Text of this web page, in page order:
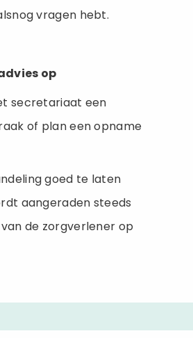
vragen hebt.
op
secretariaat een
of plan een opname
goed te laten
aangeraden steeds
de zorgverlener op